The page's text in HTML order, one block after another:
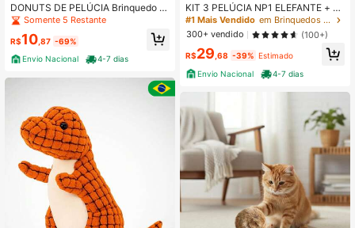
4,87 818 Seguidores
DONUTS DE PELÚCIA Brinquedo P
et Rosquinha para Cachorro Gato M
ordedor com Apito Som
Somente 5 Restante
R$10 ,87 -69%
Envio Nacional
4-7 dias
KIT 3 PELÚCIA NP1 ELEFANTE + P
ORCO + PATO Brinquedo Pet Bichin
ho Mordedor para Cachorro e Gato
com Apito Som
#1 Mais Vendido
em Brinquedos de pelúcia para animais de estimação
300+ vendido
(100+)
R$29 ,68 -39% Estimado
Envio Nacional
4-7 dias